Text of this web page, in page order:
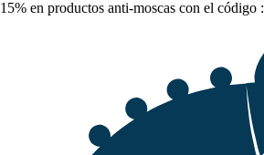
15% en productos anti-moscas con el código :